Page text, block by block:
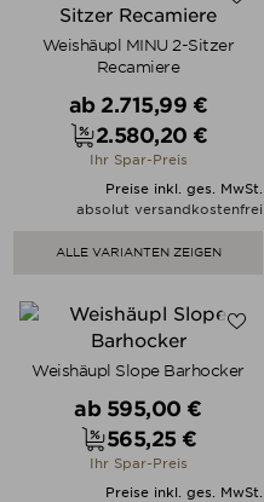
Weishäupl MINU 2-Sitzer
Recamiere
Verkaufspreis
ab 2.715,99 €
Preis
2.580,20 €
Ihr Spar-Preis
Preise inkl. ges. MwSt.
absolut versandkostenfrei
ALLE VARIANTEN ZEIGEN
Weishäupl Slope Barhocker
Verkaufspreis
ab 595,00 €
Preis
565,25 €
Ihr Spar-Preis
Preise inkl. ges. MwSt.